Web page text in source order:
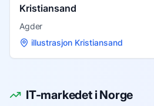
Kristiansand
Agder
illustrasjon Kristiansand
IT-markedet i Norge